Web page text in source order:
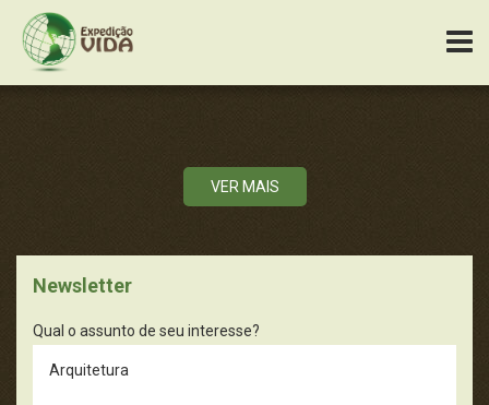
VER MAIS
Newsletter
Qual o assunto de seu interesse?
Arquitetura